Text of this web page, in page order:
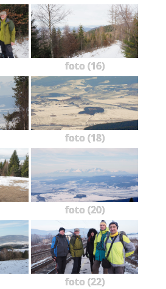
foto (16)
foto (18)
foto (20)
foto (22)